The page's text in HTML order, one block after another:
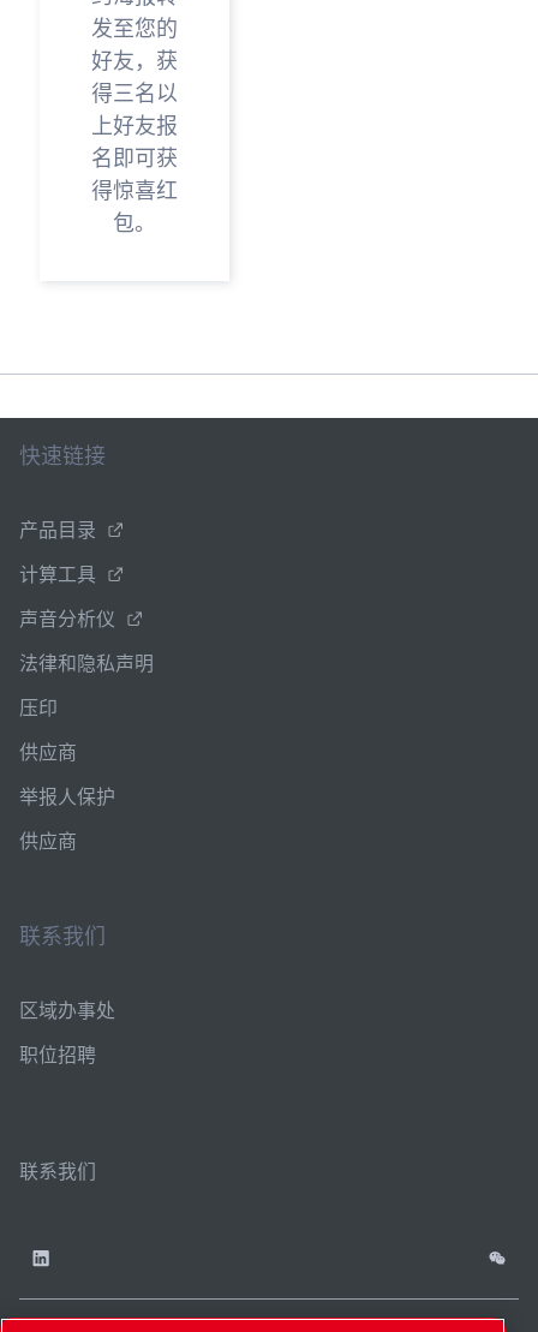
发至您的
好友，获
得三名以
上好友报
名即可获
得惊喜红
包。
快速链接
产品目录
计算工具
声音分析仪
法律和隐私声明
压印
供应商
举报人保护
供应商
联系我们
区域办事处
职位招聘
联系我们